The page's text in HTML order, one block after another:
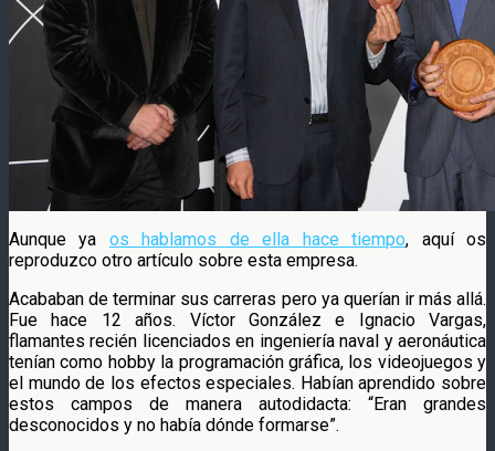
Aunque ya os hablamos de ella hace tiempo, aquí os
reproduzco otro artículo sobre esta empresa.
Acababan de terminar sus carreras pero ya querían ir más allá.
Fue hace 12 años. Víctor González e Ignacio Vargas,
flamantes recién licenciados en ingeniería naval y aeronáutica
tenían como hobby la programación gráfica, los videojuegos y
el mundo de los efectos especiales. Habían aprendido sobre
estos campos de manera autodidacta: “Eran grandes
desconocidos y no había dónde formarse”.